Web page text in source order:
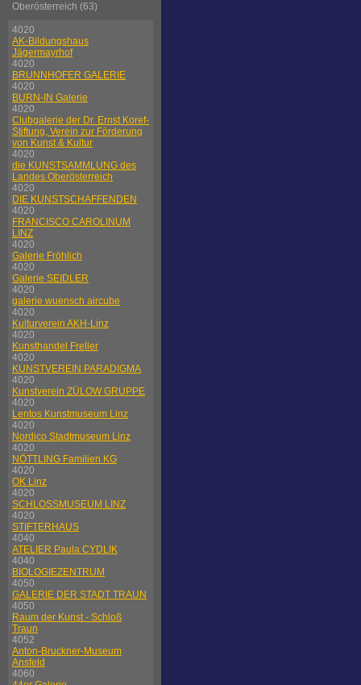
Oberösterreich (63)
4020
AK-Bildungshaus
Jägermayrhof
4020
BRUNNHOFER GALERIE
4020
BURN-IN Galerie
4020
Clubgalerie der Dr. Ernst Koref-
Stiftung, Verein zur Förderung
von Kunst & Kultur
4020
die KUNSTSAMMLUNG des
Landes Oberösterreich
4020
DIE KUNSTSCHAFFENDEN
4020
FRANCISCO CAROLINUM
LINZ
4020
Galerie Fröhlich
4020
Galerie SEIDLER
4020
galerie wuensch aircube
4020
Kulturverein AKH-Linz
4020
Kunsthandel Freller
4020
KUNSTVEREIN PARADIGMA
4020
Kunstverein ZÜLOW GRUPPE
4020
Lentos Kunstmuseum Linz
4020
Nordico Stadtmuseum Linz
4020
NÖTTLING Familien KG
4020
OK Linz
4020
SCHLOSSMUSEUM LINZ
4020
STIFTERHAUS
4040
ATELIER Paula CYDLIK
4040
BIOLOGIEZENTRUM
4050
GALERIE DER STADT TRAUN
4050
Raum der Kunst - Schloß
Traun
4052
Anton-Bruckner-Museum
Ansfeld
4060